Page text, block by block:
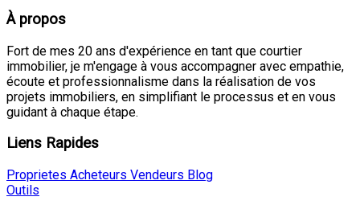
À propos
Fort de mes 20 ans d'expérience en tant que courtier
immobilier, je m'engage à vous accompagner avec empathie,
écoute et professionnalisme dans la réalisation de vos
projets immobiliers, en simplifiant le processus et en vous
guidant à chaque étape.
Liens Rapides
Proprietes Acheteurs Vendeurs Blog
Outils